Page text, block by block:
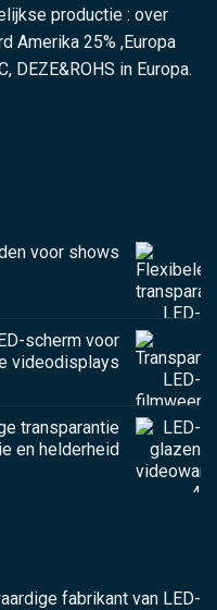
productie : over
Amerika 25% ,Europa
DEZE&ROHS in Europa.
voor shows
scherm voor
videodisplays
transparantie
en helderheid
fabrikant van LED-